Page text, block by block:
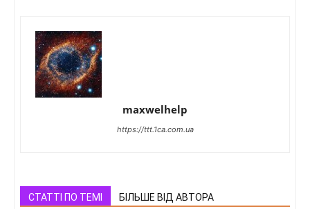
maxwelhelp
https://ttt.1ca.com.ua
СТАТТІ ПО ТЕМІ БІЛЬШЕ ВІД АВТОРА